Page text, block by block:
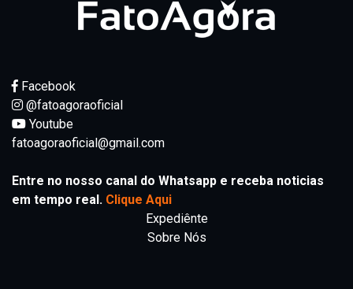
Facebook
@fatoagoraoficial
Youtube
fatoagoraoficial@gmail.com
Entre no nosso canal do Whatsapp e receba noticias
em tempo real. Clique Aqui
Expediênte
Sobre Nós